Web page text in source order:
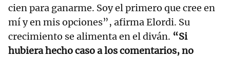
cien para ganarme. Soy el primero que cree en
mí y en mis opciones”, afirma Elordi. Su
crecimiento se alimenta en el diván. “Si
hubiera hecho caso a los comentarios, no